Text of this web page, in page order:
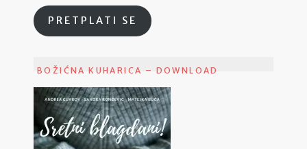
PRETPLATI SE
BOŽIĆNA KUHARICA – DOWNLOAD